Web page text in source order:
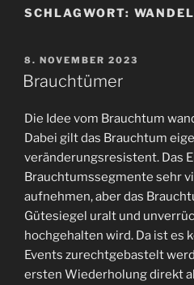
SCHLAGWORT:
VERÖFFENTLICHT
AM
8. NOVEMBER 2023
Brauchtümer
Die Idee vom Brauchtum
Dabei gilt das Brauchtum
veränderungsresistent. Das
Brauchtumssegmente sehr
aufnehmen, aber das
Gütesiegel uralt und
hochgehalten wird. Da ist es
Events zurechtgebastelt
ersten Wiederholung direkt